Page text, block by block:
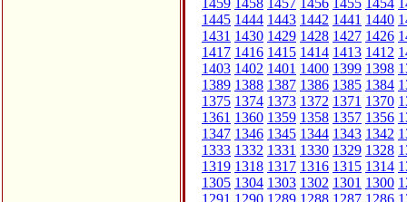
1459 1458 1457 1456 1455 1454
1445 1444 1443 1442 1441 1440
1431 1430 1429 1428 1427 1426
1417 1416 1415 1414 1413 1412
1403 1402 1401 1400 1399 1398
1389 1388 1387 1386 1385 1384
1375 1374 1373 1372 1371 1370
1361 1360 1359 1358 1357 1356
1347 1346 1345 1344 1343 1342
1333 1332 1331 1330 1329 1328
1319 1318 1317 1316 1315 1314
1305 1304 1303 1302 1301 1300